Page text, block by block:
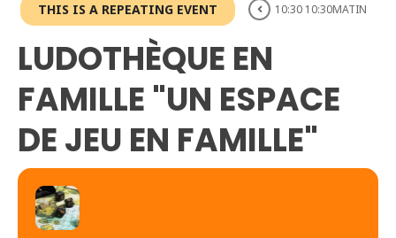
THIS IS A REPEATING EVENT 10:30 10:30MATIN
LUDOTHÈQUE EN
FAMILLE "UN ESPACE
DE JEU EN FAMILLE"